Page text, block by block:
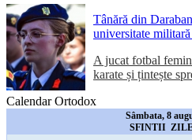
Tânără din
universitate militară
A jucat fotbal
karate și țintește
Calendar Ortodox
Sâmbata, 8
SFINTII